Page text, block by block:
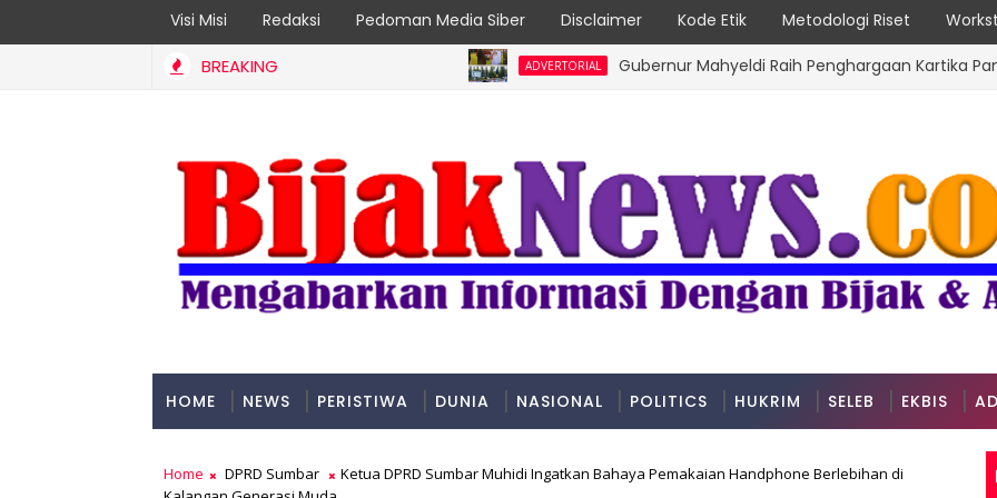
Visi Misi Redaksi Pedoman Media Siber Disclaimer Kode Etik Metodologi Riset
BREAKING ADVERTORIAL Gubernur Mahyeldi Raih Penghargaan Kartika Pamong
HOME NEWS PERISTIWA DUNIA NASIONAL POLITICS HUKRIM SELEB EKBIS
Home DPRD Sumbar
Ketua DPRD Sumbar Muhidi Ingatkan Bahaya Pemakaian Handphone Berlebihan di